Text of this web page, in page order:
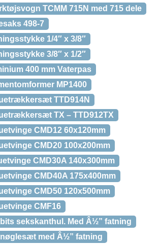
TCMM 715N med 715 dele
498-7
1/4″ x 3/8″
3/8″ x 1/2″
400 mm Vaterpas
MP1400
TTD914N
TX – TTD912TX
CMD12 60x120mm
CMD20 100x200mm
CMD30A 140x300mm
CMD40A 175x400mm
CMD50 120x500mm
CMF16
sekskanthul. Med Â½” fatning
med Â½” fatning